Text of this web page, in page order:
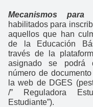
Mecanismos para
habilitados para
aquellos que han
de la Educación
través de la
asignado se podrá
número de
la web de DGES
/” Reguladora
Estudiante”).